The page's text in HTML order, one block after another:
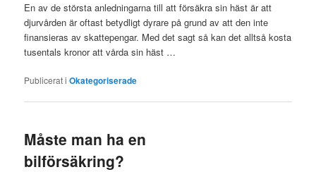
En av de största anledningarna till att försäkra sin häst är att
djurvården är oftast betydligt dyrare på grund av att den inte
finansieras av skattepengar. Med det sagt så kan det alltså kosta
tusentals kronor att vårda sin häst …
Publicerat i Okategoriserade
Måste man ha en
bilförsäkring?